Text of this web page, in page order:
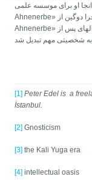
او برای موسسه علمی «
Ahnenerbe» وابسته به «اس اس» کار کرد. این نشان می­دهد که چرا دوگین از «
پس از
[1] Peter Edel is a
İstanbul.
[2] Gnosticism
[3] the Kali Yuga era
[4] intellectual oasis